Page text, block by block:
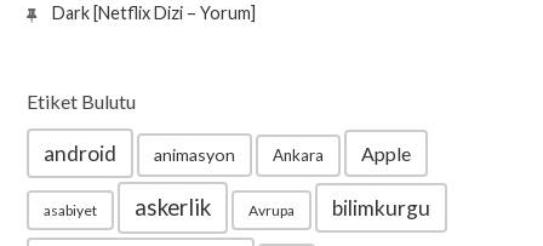
Dark [Netflix Dizi – Yorum]
Etiket Bulutu
android animasyon Ankara Apple
asabiyet askerlik Avrupa bilimkurgu